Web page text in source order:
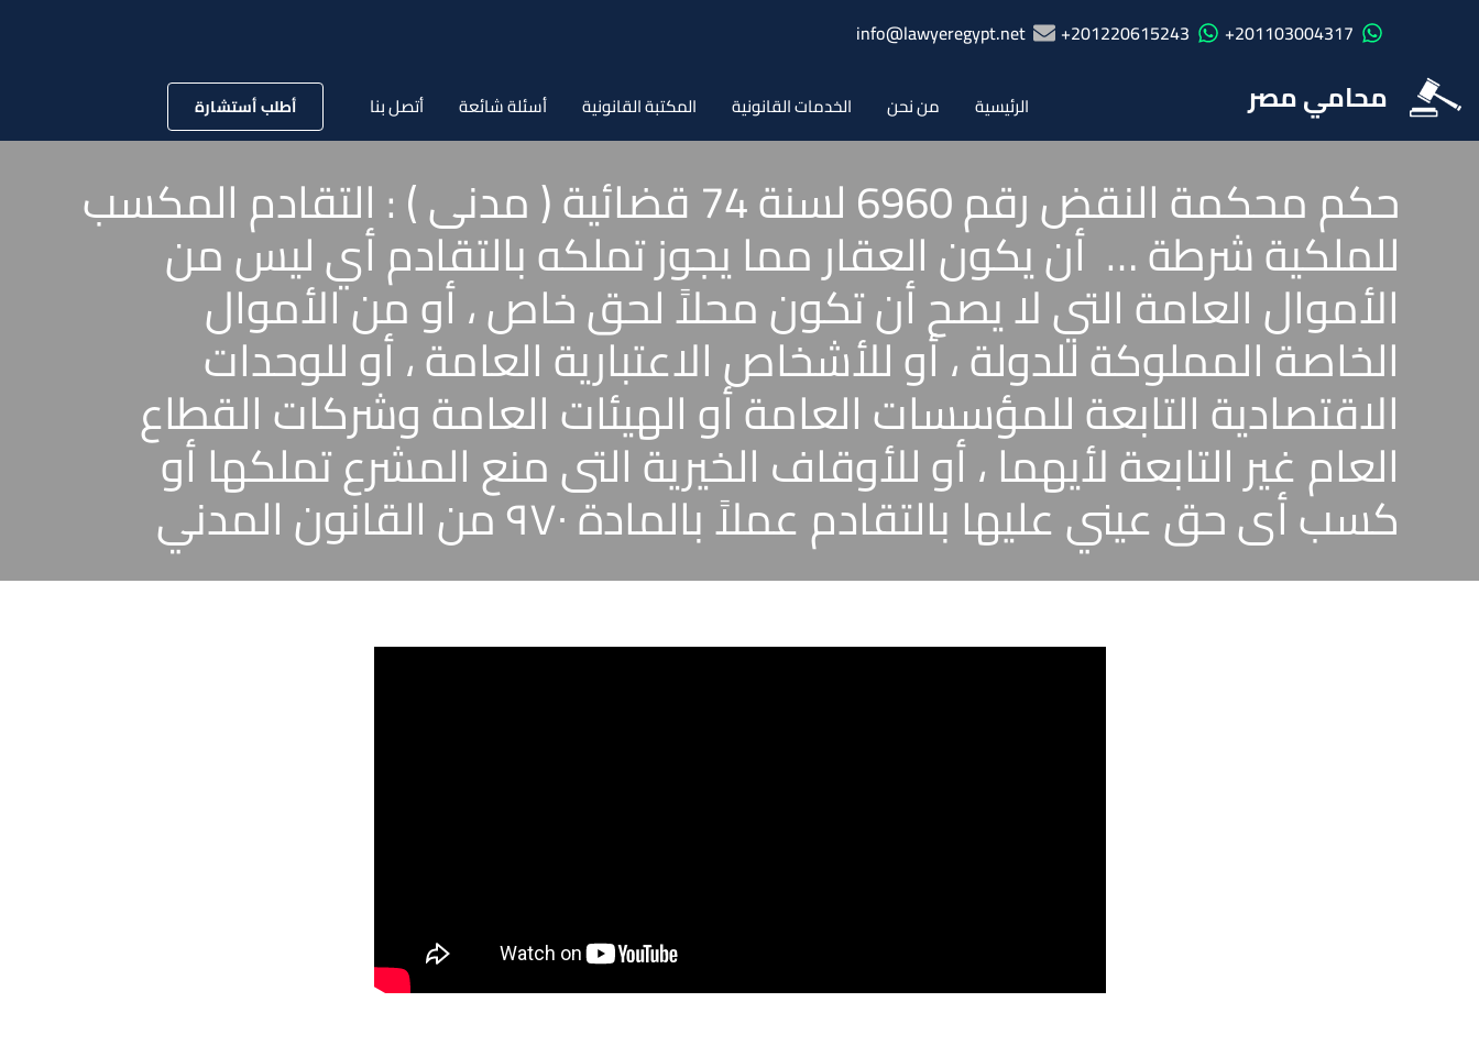
201103004317+
201220615243+
info@lawyeregypt.net
محامي مصر الرئيسية من نحن الخدمات القانونية المكتبة القانونية أسئلة شائعة أتصل بنا أطلب أستشارة
حكم محكمة النقض رقم 6960 لسنة 74 قضائية ( مدنى ) : التقادم المكسب
للملكية شرطة … أن يكون العقار مما يجوز تملكه بالتقادم أي ليس من
الأموال العامة التي لا يصح أن تكون محلاً لحق خاص ، أو من الأموال
الخاصة المملوكة للدولة ، أو للأشخاص الاعتبارية العامة ، أو للوحدات
الاقتصادية التابعة للمؤسسات العامة أو الهيئات العامة وشركات القطاع
العام غير التابعة لأيهما ، أو للأوقاف الخيرية التى منع المشرع تملكها أو
كسب أى حق عيني عليها بالتقادم عملاً بالمادة ٩٧٠ من القانون المدني